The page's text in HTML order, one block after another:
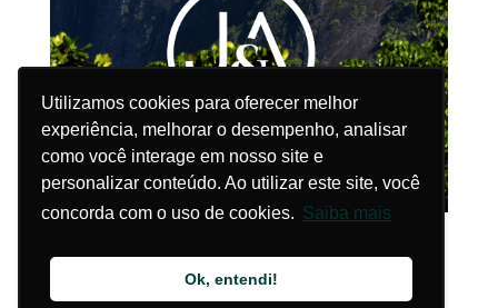
Utilizamos cookies para oferecer melhor
experiência, melhorar o desempenho, analisar
como você interage em nosso site e
personalizar conteúdo. Ao utilizar este site, você
concorda com o uso de cookies. Saiba mais
Ok, entendi!
Utilizamos cookies para oferecer melhor
experiência, melhorar o desempenho, analisar
como você interage em nosso site e
personalizar conteúdo. Ao utilizar este site, você
concorda com o uso de cookies. Saiba mais
Ok, entendi!